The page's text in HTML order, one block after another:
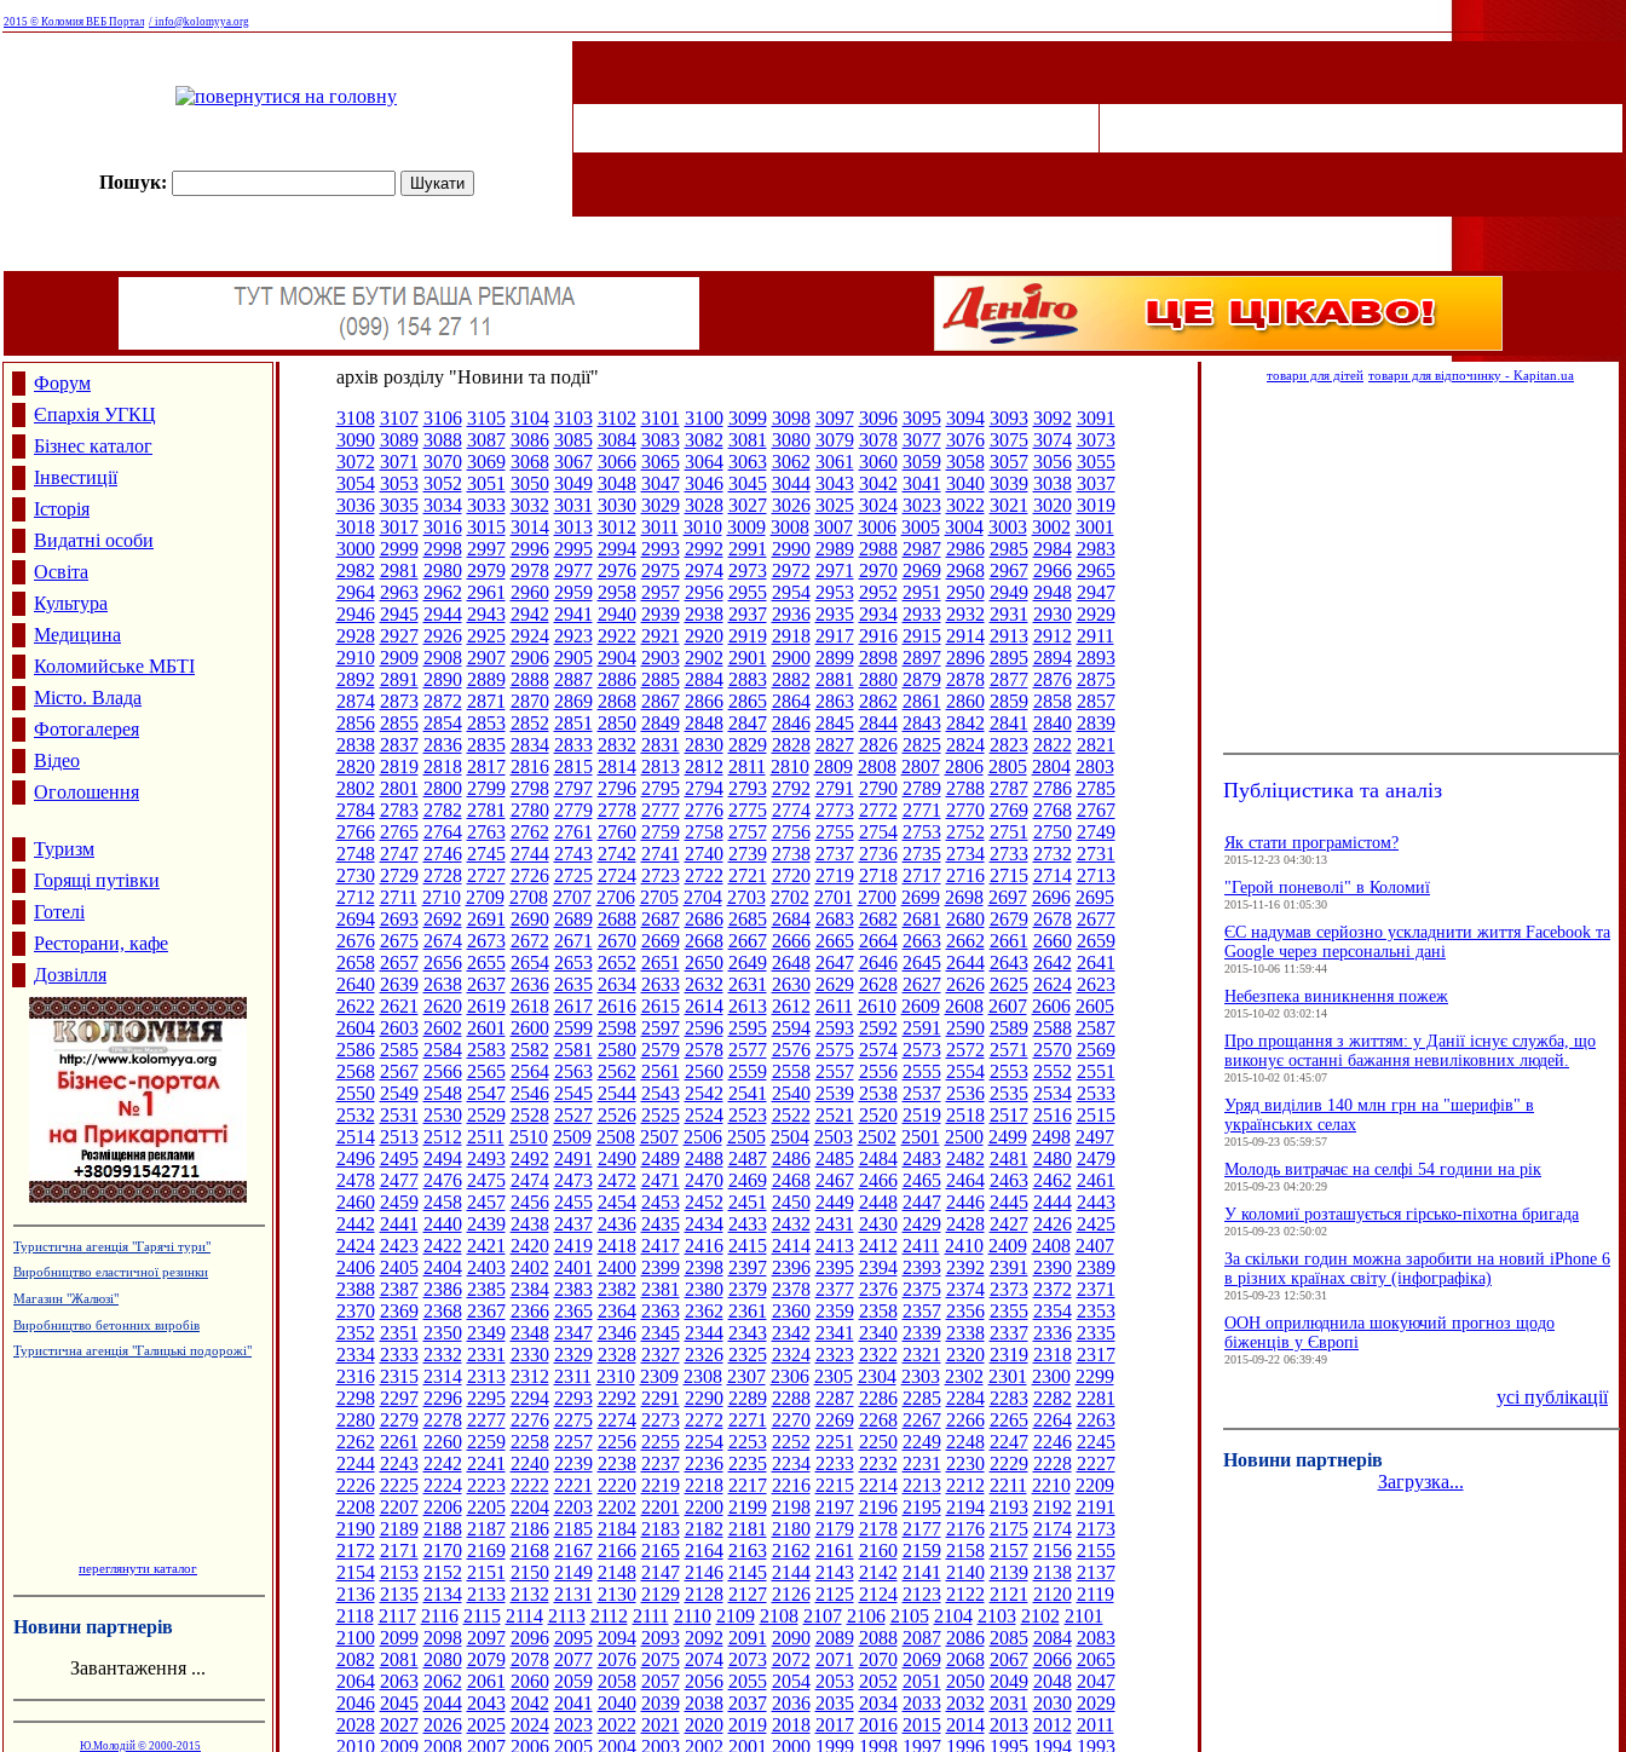
2015 © Коломия ВЕБ Портал / info@kolomyya.org
Пошук:
Форум
Єпархія УГКЦ
Бізнес каталог
Інвестиції
Історія
Видатні особи
Освіта
Культура
Медицина
Коломийське МБТІ
Місто. Влада
Фотогалерея
Відео
Оголошення
Туризм
Горящі путівки
Готелі
Ресторани, кафе
Дозвілля
Туристична агенція "Гарячі тури"
Виробництво еластичної резинки
Магазин "Жалюзі"
Виробництво бетонних виробів
Туристична агенція "Галицькі подорожі"
переглянути каталог
Новини партнерів
Завантаження ...
Ю.Молодій © 2000-2015
архів розділу "Новини та події"
3108 3107 3106 3105 3104 3103 3102 3101 3100 3099 3098 3097 3096 3095 3094 3093 3092 3091
3090 3089 3088 3087 3086 3085 3084 3083 3082 3081 3080 3079 3078 3077 3076 3075 3074 3073
3072 3071 3070 3069 3068 3067 3066 3065 3064 3063 3062 3061 3060 3059 3058 3057 3056 3055
3054 3053 3052 3051 3050 3049 3048 3047 3046 3045 3044 3043 3042 3041 3040 3039 3038 3037
3036 3035 3034 3033 3032 3031 3030 3029 3028 3027 3026 3025 3024 3023 3022 3021 3020 3019
3018 3017 3016 3015 3014 3013 3012 3011 3010 3009 3008 3007 3006 3005 3004 3003 3002 3001
3000 2999 2998 2997 2996 2995 2994 2993 2992 2991 2990 2989 2988 2987 2986 2985 2984 2983
2982 2981 2980 2979 2978 2977 2976 2975 2974 2973 2972 2971 2970 2969 2968 2967 2966 2965
2964 2963 2962 2961 2960 2959 2958 2957 2956 2955 2954 2953 2952 2951 2950 2949 2948 2947
2946 2945 2944 2943 2942 2941 2940 2939 2938 2937 2936 2935 2934 2933 2932 2931 2930 2929
2928 2927 2926 2925 2924 2923 2922 2921 2920 2919 2918 2917 2916 2915 2914 2913 2912 2911
2910 2909 2908 2907 2906 2905 2904 2903 2902 2901 2900 2899 2898 2897 2896 2895 2894 2893
2892 2891 2890 2889 2888 2887 2886 2885 2884 2883 2882 2881 2880 2879 2878 2877 2876 2875
2874 2873 2872 2871 2870 2869 2868 2867 2866 2865 2864 2863 2862 2861 2860 2859 2858 2857
2856 2855 2854 2853 2852 2851 2850 2849 2848 2847 2846 2845 2844 2843 2842 2841 2840 2839
2838 2837 2836 2835 2834 2833 2832 2831 2830 2829 2828 2827 2826 2825 2824 2823 2822 2821
2820 2819 2818 2817 2816 2815 2814 2813 2812 2811 2810 2809 2808 2807 2806 2805 2804 2803
2802 2801 2800 2799 2798 2797 2796 2795 2794 2793 2792 2791 2790 2789 2788 2787 2786 2785
2784 2783 2782 2781 2780 2779 2778 2777 2776 2775 2774 2773 2772 2771 2770 2769 2768 2767
2766 2765 2764 2763 2762 2761 2760 2759 2758 2757 2756 2755 2754 2753 2752 2751 2750 2749
2748 2747 2746 2745 2744 2743 2742 2741 2740 2739 2738 2737 2736 2735 2734 2733 2732 2731
2730 2729 2728 2727 2726 2725 2724 2723 2722 2721 2720 2719 2718 2717 2716 2715 2714 2713
2712 2711 2710 2709 2708 2707 2706 2705 2704 2703 2702 2701 2700 2699 2698 2697 2696 2695
2694 2693 2692 2691 2690 2689 2688 2687 2686 2685 2684 2683 2682 2681 2680 2679 2678 2677
2676 2675 2674 2673 2672 2671 2670 2669 2668 2667 2666 2665 2664 2663 2662 2661 2660 2659
2658 2657 2656 2655 2654 2653 2652 2651 2650 2649 2648 2647 2646 2645 2644 2643 2642 2641
2640 2639 2638 2637 2636 2635 2634 2633 2632 2631 2630 2629 2628 2627 2626 2625 2624 2623
2622 2621 2620 2619 2618 2617 2616 2615 2614 2613 2612 2611 2610 2609 2608 2607 2606 2605
2604 2603 2602 2601 2600 2599 2598 2597 2596 2595 2594 2593 2592 2591 2590 2589 2588 2587
2586 2585 2584 2583 2582 2581 2580 2579 2578 2577 2576 2575 2574 2573 2572 2571 2570 2569
2568 2567 2566 2565 2564 2563 2562 2561 2560 2559 2558 2557 2556 2555 2554 2553 2552 2551
2550 2549 2548 2547 2546 2545 2544 2543 2542 2541 2540 2539 2538 2537 2536 2535 2534 2533
2532 2531 2530 2529 2528 2527 2526 2525 2524 2523 2522 2521 2520 2519 2518 2517 2516 2515
2514 2513 2512 2511 2510 2509 2508 2507 2506 2505 2504 2503 2502 2501 2500 2499 2498 2497
2496 2495 2494 2493 2492 2491 2490 2489 2488 2487 2486 2485 2484 2483 2482 2481 2480 2479
2478 2477 2476 2475 2474 2473 2472 2471 2470 2469 2468 2467 2466 2465 2464 2463 2462 2461
2460 2459 2458 2457 2456 2455 2454 2453 2452 2451 2450 2449 2448 2447 2446 2445 2444 2443
2442 2441 2440 2439 2438 2437 2436 2435 2434 2433 2432 2431 2430 2429 2428 2427 2426 2425
2424 2423 2422 2421 2420 2419 2418 2417 2416 2415 2414 2413 2412 2411 2410 2409 2408 2407
2406 2405 2404 2403 2402 2401 2400 2399 2398 2397 2396 2395 2394 2393 2392 2391 2390 2389
2388 2387 2386 2385 2384 2383 2382 2381 2380 2379 2378 2377 2376 2375 2374 2373 2372 2371
2370 2369 2368 2367 2366 2365 2364 2363 2362 2361 2360 2359 2358 2357 2356 2355 2354 2353
2352 2351 2350 2349 2348 2347 2346 2345 2344 2343 2342 2341 2340 2339 2338 2337 2336 2335
2334 2333 2332 2331 2330 2329 2328 2327 2326 2325 2324 2323 2322 2321 2320 2319 2318 2317
2316 2315 2314 2313 2312 2311 2310 2309 2308 2307 2306 2305 2304 2303 2302 2301 2300 2299
2298 2297 2296 2295 2294 2293 2292 2291 2290 2289 2288 2287 2286 2285 2284 2283 2282 2281
2280 2279 2278 2277 2276 2275 2274 2273 2272 2271 2270 2269 2268 2267 2266 2265 2264 2263
2262 2261 2260 2259 2258 2257 2256 2255 2254 2253 2252 2251 2250 2249 2248 2247 2246 2245
2244 2243 2242 2241 2240 2239 2238 2237 2236 2235 2234 2233 2232 2231 2230 2229 2228 2227
2226 2225 2224 2223 2222 2221 2220 2219 2218 2217 2216 2215 2214 2213 2212 2211 2210 2209
2208 2207 2206 2205 2204 2203 2202 2201 2200 2199 2198 2197 2196 2195 2194 2193 2192 2191
2190 2189 2188 2187 2186 2185 2184 2183 2182 2181 2180 2179 2178 2177 2176 2175 2174 2173
2172 2171 2170 2169 2168 2167 2166 2165 2164 2163 2162 2161 2160 2159 2158 2157 2156 2155
2154 2153 2152 2151 2150 2149 2148 2147 2146 2145 2144 2143 2142 2141 2140 2139 2138 2137
2136 2135 2134 2133 2132 2131 2130 2129 2128 2127 2126 2125 2124 2123 2122 2121 2120 2119
2118 2117 2116 2115 2114 2113 2112 2111 2110 2109 2108 2107 2106 2105 2104 2103 2102 2101
2100 2099 2098 2097 2096 2095 2094 2093 2092 2091 2090 2089 2088 2087 2086 2085 2084 2083
2082 2081 2080 2079 2078 2077 2076 2075 2074 2073 2072 2071 2070 2069 2068 2067 2066 2065
2064 2063 2062 2061 2060 2059 2058 2057 2056 2055 2054 2053 2052 2051 2050 2049 2048 2047
2046 2045 2044 2043 2042 2041 2040 2039 2038 2037 2036 2035 2034 2033 2032 2031 2030 2029
2028 2027 2026 2025 2024 2023 2022 2021 2020 2019 2018 2017 2016 2015 2014 2013 2012 2011
2010 2009 2008 2007 2006 2005 2004 2003 2002 2001 2000 1999 1998 1997 1996 1995 1994 1993
товари для дітей товари для відпочинку - Kapitan.ua
Публіцистика та аналіз
Як стати програмістом?
2015-12-23 04:30:13
"Герой поневолі" в Коломиї
2015-11-16 01:05:30
ЄC надумав серйозно ускладнити життя Facebook та
Google через персональні дані
2015-10-06 11:59:44
Небезпека виникнення пожеж
2015-10-02 03:02:14
Про прощання з життям: у Данії існує служба, що
виконує останні бажання невиліковних людей.
2015-10-02 01:45:07
Уряд виділив 140 млн грн на "шерифів" в
українських селах
2015-09-23 05:59:57
Молодь витрачає на селфі 54 години на рік
2015-09-23 04:20:29
У коломиї розташується гірсько-піхотна бригада
2015-09-23 02:50:02
За скільки годин можна заробити на новий iPhone 6
в різних країнах світу (інфографіка)
2015-09-23 12:50:31
ООН оприлюднила шокуючий прогноз щодо
біженців у Європі
2015-09-22 06:39:49
усі публікації
Новини партнерів
Загрузка...